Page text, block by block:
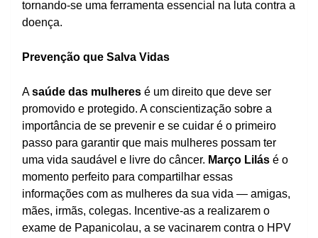
tornando-se uma ferramenta essencial na luta contra a
doença.
Prevenção que Salva Vidas
Asaúde das mulheres é um direito que deve ser
promovido e protegido. A conscientização sobre a
importância de se prevenir e se cuidar é o primeiro
passo para garantir que mais mulheres possam ter
uma vida saudável e livre do câncer. Março Lilás é o
momento perfeito para compartilhar essas
informações com as mulheres da sua vida — amigas,
mães, irmãs, colegas. Incentive-as a realizarem o
exame de Papanicolau, a se vacinarem contra o HPV